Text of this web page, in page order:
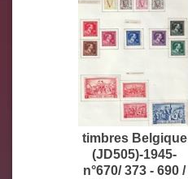
timbres Belgique
(JD505)-1945-
n°670/ 373 - 690 /